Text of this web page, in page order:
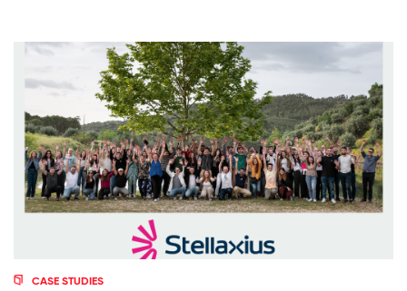
CASE STUDIES